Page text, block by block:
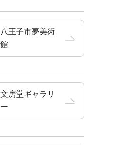
八王子市夢美術
館
文房堂ギャラリ
ー